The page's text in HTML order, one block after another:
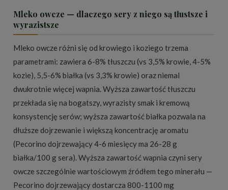
Mleko owcze — dlaczego sery z niego są tłustsze i
wyrazistsze
Mleko owcze różni się od krowiego i koziego trzema
parametrami: zawiera 6-8% tłuszczu (vs 3,5% krowie, 4-5%
kozie), 5,5-6% białka (vs 3,3% krowie) oraz niemal
dwukrotnie więcej wapnia. Wyższa zawartość tłuszczu
przekłada się na bogatszy, wyrazisty smak i kremową
konsystencję serów; wyższa zawartość białka pozwala na
dłuższe dojrzewanie i większą koncentrację aromatu
(Pecorino dojrzewający 4-6 miesięcy ma 26-28 g
białka/100 g sera). Wyższa zawartość wapnia czyni sery
owcze szczególnie wartościowym źródłem tego minerału —
Pecorino dojrzewający dostarcza 800-1100 mg